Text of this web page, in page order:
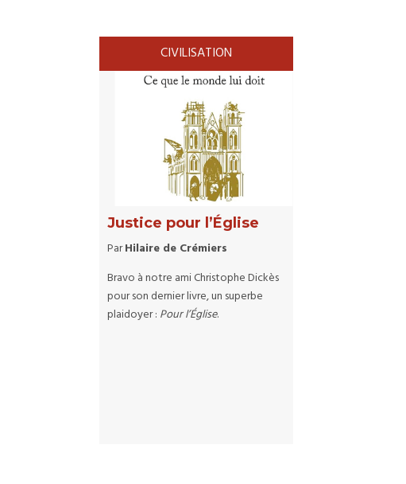
CIVILISATION
Justice pour l’Église
ParHilaire de Crémiers
Bravo à notre ami Christophe Dickès
pour son dernier livre, un superbe
plaidoyer : Pour l’Église.